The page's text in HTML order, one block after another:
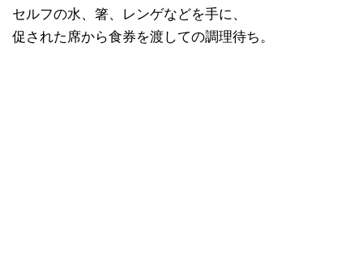
セルフの水、箸、レンゲなどを手に、
促された席から食券を渡しての調理待ち。